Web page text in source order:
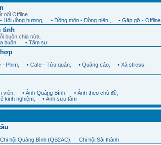
nối Offline.
• Hội đồng hương • Đồng môn - Đồng niên. • Gặp gỡ - Offline
tình
buồn chia nửa.
buồn • Tâm sự
- Phim • Cafe - Tửu quán • Quảng cáo • Xả stress
viên • Ảnh Quảng Bình • Ảnh theo chủ đề
kinh nghiệm • Ảnh sưu tầm
Chi hội Quảng Bình (QB2AC) Chi hội Sài thành